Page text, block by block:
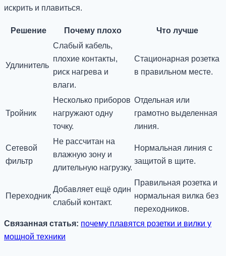
искрить и плавиться.
Решение Почему плохо Что лучше
Удлинитель
Слабый кабель,
плохие контакты,
риск нагрева и
влаги.
Стационарная розетка
в правильном месте.
Тройник
Несколько приборов
нагружают одну
точку.
Отдельная или
грамотно выделенная
линия.
Сетевой
фильтр
Не рассчитан на
влажную зону и
длительную нагрузку.
Нормальная линия с
защитой в щите.
Переходник
Добавляет ещё один
слабый контакт.
Правильная розетка и
нормальная вилка без
переходников.
Связанная статья: почему плавятся розетки и вилки у
мощной техники